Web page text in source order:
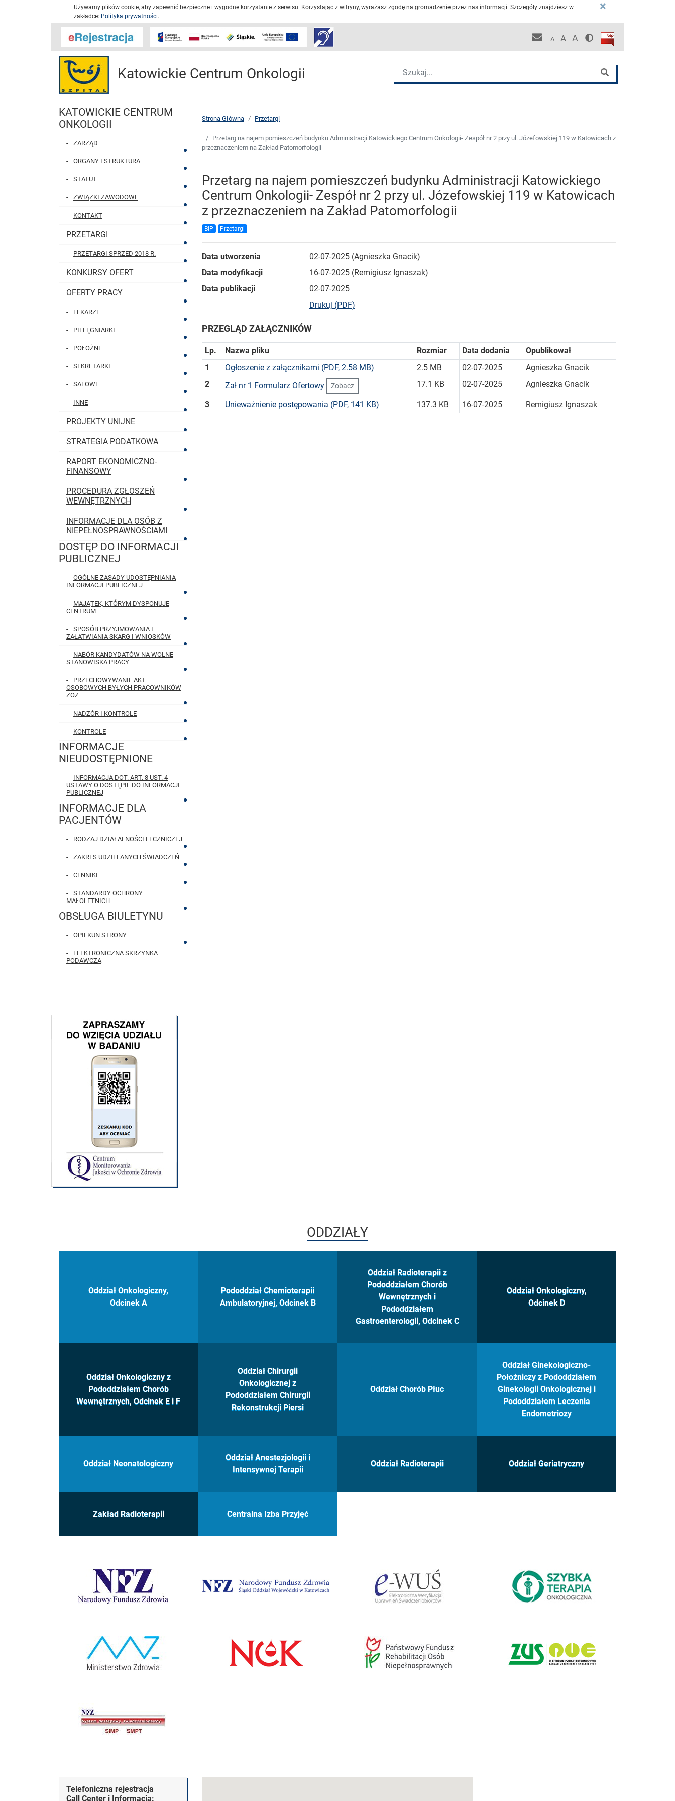
Używamy plików cookie, aby zapewnić bezpieczne i wygodne korzystanie z serwisu. Korzystając z witryny, wyrażasz zgodę na gromadzenie przez nas informacji. Szczegóły znajdziesz w
zakładce: Polityka prywatności.
×
Pracownicza poczta KCO
A A A Wersja kontrastowa
Biuletyn Informacji
Katowickie Centrum Onkologii
MENU GŁÓWNE
KATOWICKIE CENTRUM
ONKOLOGII
ZARZĄD
ORGANY I STRUKTURA
STATUT
ZWIĄZKI ZAWODOWE
KONTAKT
PRZETARGI
PRZETARGI SPRZED 2018 R.
KONKURSY OFERT
OFERTY PRACY
LEKARZE
PIELĘGNIARKI
POŁOŻNE
SEKRETARKI
SALOWE
INNE
PROJEKTY UNIJNE
STRATEGIA PODATKOWA
RAPORT EKONOMICZNO-
FINANSOWY
PROCEDURA ZGŁOSZEŃ
WEWNĘTRZNYCH
INFORMACJE DLA OSÓB Z
NIEPEŁNOSPRAWNOŚCIAMI
DOSTĘP DO INFORMACJI
PUBLICZNEJ
OGÓLNE ZASADY UDOSTĘPNIANIA
INFORMACJI PUBLICZNEJ
MAJĄTEK, KTÓRYM DYSPONUJE
CENTRUM
SPOSÓB PRZYJMOWANIA I
ZAŁATWIANIA SKARG I WNIOSKÓW
NABÓR KANDYDATÓW NA WOLNE
STANOWISKA PRACY
PRZECHOWYWANIE AKT
OSOBOWYCH BYŁYCH PRACOWNIKÓW
ZOZ
NADZÓR I KONTROLE
KONTROLE
INFORMACJE
NIEUDOSTĘPNIONE
INFORMACJA DOT. ART. 8 UST. 4
USTAWY O DOSTĘPIE DO INFORMACJI
PUBLICZNEJ
INFORMACJE DLA
PACJENTÓW
RODZAJ DZIAŁALNOŚCI LECZNICZEJ
ZAKRES UDZIELANYCH ŚWIADCZEŃ
CENNIKI
STANDARDY OCHRONY
MAŁOLETNICH
OBSŁUGA BIULETYNU
OPIEKUN STRONY
ELEKTRONICZNA SKRZYNKA
PODAWCZA
Strona Główna Przetargi
Przetarg na najem pomieszczeń budynku Administracji Katowickiego Centrum Onkologii- Zespół nr 2 przy ul. Józefowskiej 119 w Katowicach z
przeznaczeniem na Zakład Patomorfologii
Przetarg na najem pomieszczeń budynku Administracji Katowickiego
Centrum Onkologii- Zespół nr 2 przy ul. Józefowskiej 119 w Katowicach
z przeznaczeniem na Zakład Patomorfologii
BIP Przetargi
Data utworzenia
02-07-2025 (Agnieszka Gnacik)
Data modyfikacji
16-07-2025 (Remigiusz Ignaszak)
Data publikacji
02-07-2025
Drukuj (PDF)bieżącej strony
PRZEGLĄD ZAŁĄCZNIKÓW
Lp. Nazwa pliku Rozmiar Data dodania
Opublikował
1
Ogłoszenie z załącznikami (PDF, 2.58 MB) 2.5 MB 02-07-2025
Agnieszka Gnacik
2
Zał nr 1 Formularz Ofertowy Zobacz 17.1 KB 02-07-2025 Agnieszka Gnacik
3 Unieważnienie postępowania (PDF, 141 KB) 137.3 KB 16-07-2025 Remigiusz Ignaszak
ODDZIAŁY
Oddział Onkologiczny,
Odcinek A
Pododdział Chemioterapii
Ambulatoryjnej, Odcinek B
Oddział Radioterapii z
Pododdziałem Chorób
Wewnętrznych i
Pododdziałem
Gastroenterologii, Odcinek C
Oddział Onkologiczny,
Odcinek D
Oddział Onkologiczny z
Pododdziałem Chorób
Wewnętrznych, Odcinek E i F
Oddział Chirurgii
Onkologicznej z
Pododdziałem Chirurgii
Rekonstrukcji Piersi
Oddział Chorób Płuc
Oddział Ginekologiczno-
Położniczy z Pododdziałem
Ginekologii Onkologicznej i
Pododdziałem Leczenia
Endometriozy
Oddział Neonatologiczny
Oddział Anestezjologii i
Intensywnej Terapii
Oddział Radioterapii Oddział Geriatryczny
Zakład Radioterapii Centralna Izba Przyjęć
Dane kontaktowe
Telefoniczna rejestracja
Call Center i Informacja: